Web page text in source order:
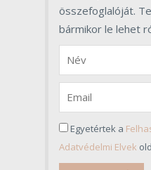
összefoglalóját.
bármikor le lehet
Egyetértek a
Adatvédelmi Elvek